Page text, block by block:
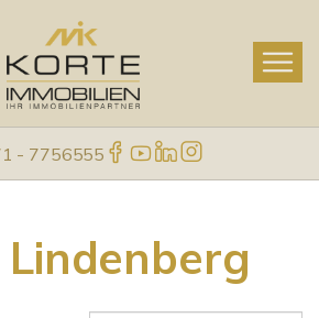
- 7756555